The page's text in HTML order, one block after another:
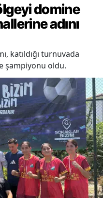
domine
adını
katıldığı turnuvada
şampiyonu oldu.